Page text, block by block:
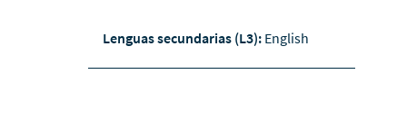
Lenguas secundarias (L3): English